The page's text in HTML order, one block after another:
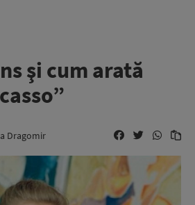
şi cum arată
Dragomir